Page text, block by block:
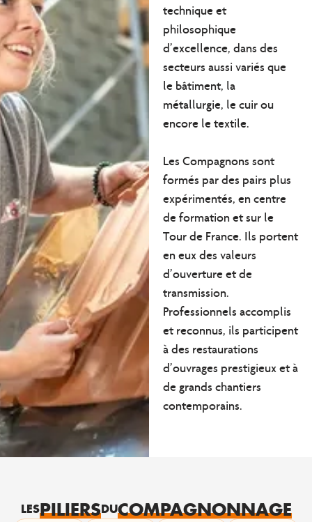
technique et
philosophique
d’excellence, dans des
secteurs aussi variés que
le bâtiment, la
métallurgie, le cuir ou
encore le textile.
Les Compagnons sont
formés par des pairs plus
expérimentés, en centre
de formation et sur le
Tour de France. Ils portent
en euxdes valeurs
d’ouverture et de
transmission.
Professionnels accomplis
et reconnus, ils participent
à des restaurations
d’ouvrages prestigieuxet à
de grands chantiers
contemporains.
LESPILIERSDUCOMPAGNONNAGE